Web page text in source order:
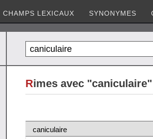
CHAMPS LEXICAUX SYNONYMES
Rimes avec "caniculaire"
caniculaire